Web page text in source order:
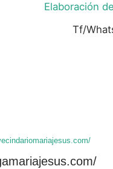
Elaboración
Tf/